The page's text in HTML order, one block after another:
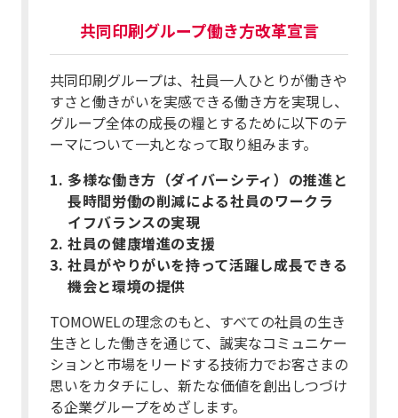
共同印刷グループ働き方改革宣言
共同印刷グループは、社員一人ひとりが働きや
すさと働きがいを実感できる働き方を実現し、
グループ全体の成長の糧とするために以下のテ
ーマについて一丸となって取り組みます。
多様な働き方（ダイバーシティ）の推進と
長時間労働の削減による社員のワークラ
イフバランスの実現
社員の健康増進の支援
社員がやりがいを持って活躍し成長できる
機会と環境の提供
TOMOWELの理念のもと、すべての社員の生き
生きとした働きを通じて、誠実なコミュニケー
ションと市場をリードする技術力でお客さまの
思いをカタチにし、新たな価値を創出しつづけ
る企業グループをめざします。